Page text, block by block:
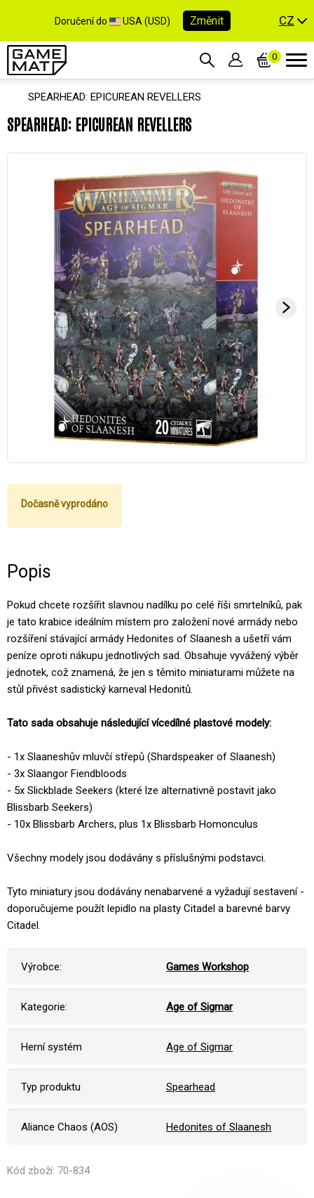
Doručení do USA (USD) Změnit CZ
0
SPEARHEAD: EPICUREAN REVELLERS
SPEARHEAD: EPICUREAN REVELLERS
Dočasně vyprodáno
Popis
Pokud chcete rozšířit slavnou nadílku po celé říši smrtelníků, pak
je tato krabice ideálním místem pro založení nové armády nebo
rozšíření stávající armády Hedonites of Slaanesh a ušetří vám
peníze oproti nákupu jednotlivých sad. Obsahuje vyvážený výběr
jednotek, což znamená, že jen s těmito miniaturami můžete na
stůl přivést sadistický karneval Hedonitů.
Tato sada obsahuje následující vícedílné plastové modely:
- 1x Slaaneshův mluvčí střepů (Shardspeaker of Slaanesh)
- 3x Slaangor Fiendbloods
- 5x Slickblade Seekers (které lze alternativně postavit jako
Blissbarb Seekers)
- 10x Blissbarb Archers, plus 1x Blissbarb Homonculus
Všechny modely jsou dodávány s příslušnými podstavci.
Tyto miniatury jsou dodávány nenabarvené a vyžadují sestavení -
doporučujeme použít lepidlo na plasty Citadel a barevné barvy
Citadel.
Výrobce: Games Workshop
Kategorie: Age of Sigmar
Herní systém Age of Sigmar
Typ produktu Spearhead
Aliance Chaos (AOS) Hedonites of Slaanesh
Kód zboží: 70-834